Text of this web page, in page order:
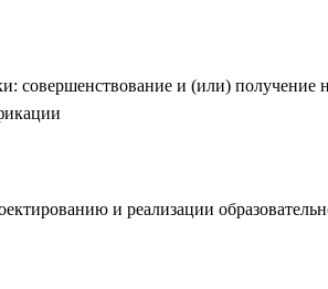
совершенствование и (или)
и реализации